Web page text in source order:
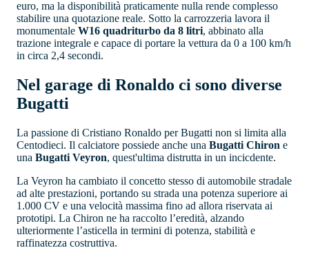
euro, ma la disponibilità praticamente nulla rende complesso
stabilire una quotazione reale. Sotto la carrozzeria lavora il
monumentale W16 quadriturbo da 8 litri, abbinato alla
trazione integrale e capace di portare la vettura da 0 a 100 km/h
in circa 2,4 secondi.
Nel garage di Ronaldo ci sono diverse
Bugatti
La passione di Cristiano Ronaldo per Bugatti non si limita alla
Centodieci. Il calciatore possiede anche una Bugatti Chiron e
una Bugatti Veyron, quest'ultima distrutta in un incicdente.
La Veyron ha cambiato il concetto stesso di automobile stradale
ad alte prestazioni, portando su strada una potenza superiore ai
1.000 CV e una velocità massima fino ad allora riservata ai
prototipi. La Chiron ne ha raccolto l’eredità, alzando
ulteriormente l’asticella in termini di potenza, stabilità e
raffinatezza costruttiva.